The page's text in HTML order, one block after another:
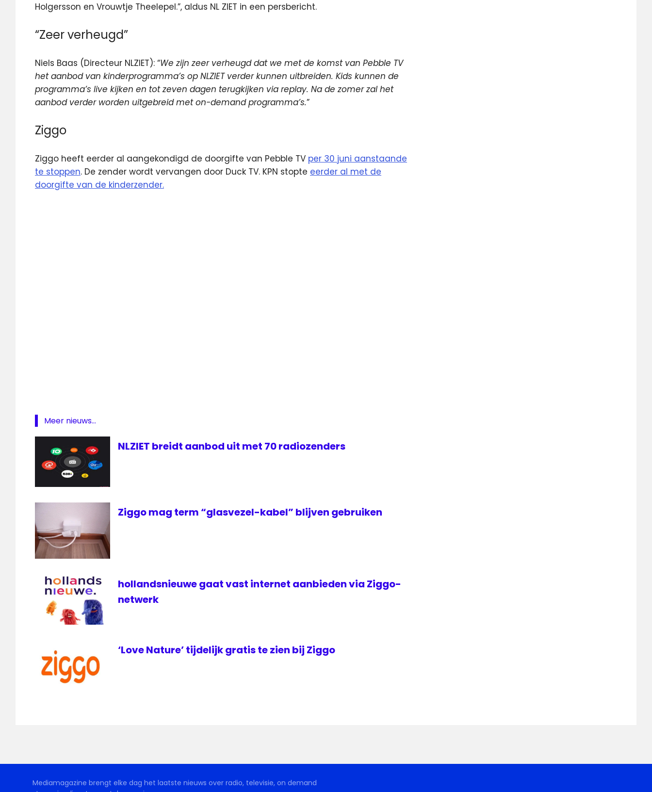
Holgersson en Vrouwtje Theelepel.”, aldus NL ZIET in een persbericht.
“Zeer verheugd”
Niels Baas (Directeur NLZIET): “We zijn zeer verheugd dat we met de komst van Pebble TV
het aanbod van kinderprogramma’s op NLZIET verder kunnen uitbreiden. Kids kunnen de
programma’s live kijken en tot zeven dagen terugkijken via replay. Na de zomer zal het
aanbod verder worden uitgebreid met on-demand programma’s.”
Ziggo
Ziggo heeft eerder al aangekondigd de doorgifte van Pebble TV per 30 juni aanstaande
te stoppen. De zender wordt vervangen door Duck TV. KPN stopte eerder al met de
doorgifte van de kinderzender.
Meer nieuws...
NLZIET breidt aanbod uit met 70 radiozenders
Ziggo mag term “glasvezel-kabel” blijven gebruiken
hollandsnieuwe gaat vast internet aanbieden via Ziggo-
netwerk
‘Love Nature’ tijdelijk gratis te zien bij Ziggo
Mediamagazine brengt elke dag het laatste nieuws over radio, televisie, on demand